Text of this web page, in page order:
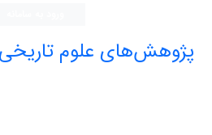
پژوهش‌های علوم تاریخی